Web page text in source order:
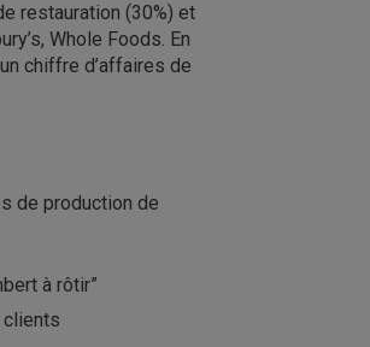
restauration (30%) et
Whole Foods. En
chiffre d’affaires de
de production de
à rôtir”